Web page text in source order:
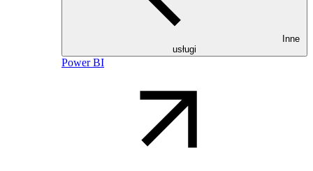
Inne
usługi
Power BI